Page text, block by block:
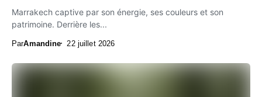
Marrakech captive par son énergie, ses couleurs et son
patrimoine. Derrière les...
ParAmandine 22 juillet 2026